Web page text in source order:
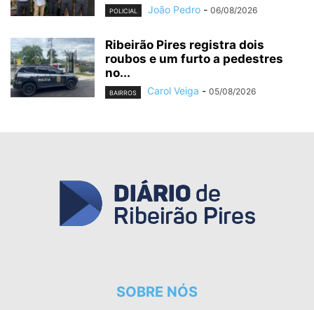
POLICIAL João Pedro - 06/08/2026
Ribeirão Pires registra dois
roubos e um furto a pedestres
no...
BAIRROS Carol Veiga - 05/08/2026
SOBRE NÓS